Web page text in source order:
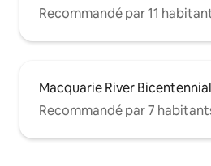
Recommandé par 11
Macquarie River
Recommandé par 7